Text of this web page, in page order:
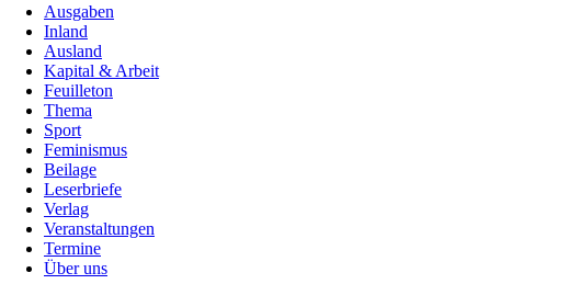
Ausgaben
Inland
Ausland
Kapital & Arbeit
Feuilleton
Thema
Sport
Feminismus
Beilage
Leserbriefe
Verlag
Veranstaltungen
Termine
Über uns